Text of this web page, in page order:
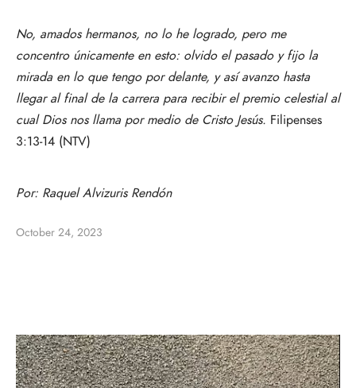
No, amados hermanos, no lo he logrado, pero me
concentro únicamente en esto: olvido el pasado y fijo la
mirada en lo que tengo por delante, y así avanzo hasta
llegar al final de la carrera para recibir el premio celestial al
cual Dios nos llama por medio de Cristo Jesús. Filipenses
3:13-14 (NTV)
Por: Raquel Alvizuris Rendón
October 24, 2023